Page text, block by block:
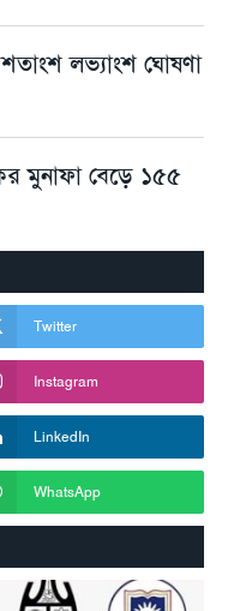
শতাংশ লভ্যাংশ ঘোষণা
মুনাফা বেড়ে ১৫৫
Twitter
Instagram
LinkedIn
WhatsApp